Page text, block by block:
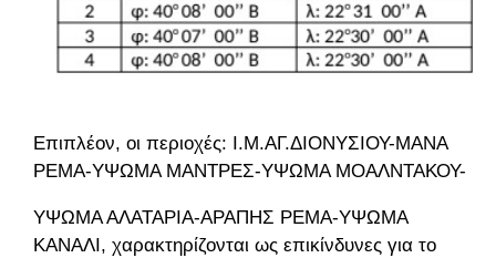
Επιπλέον, οι περιοχές: Ι.Μ.ΑΓ.ΔΙΟΝΥΣΙΟΥ-ΜΑΝΑ
ΡΕΜΑ-ΥΨΩΜΑ ΜΑΝΤΡΕΣ-ΥΨΩΜΑ ΜΟΑΛΝΤΑΚΟΥ-
ΥΨΩΜΑ ΑΛΑΤΑΡΙΑ-ΑΡΑΠΗΣ ΡΕΜΑ-ΥΨΩΜΑ
ΚΑΝΑΛΙ, χαρακτηρίζονται ως επικίνδυνες για το